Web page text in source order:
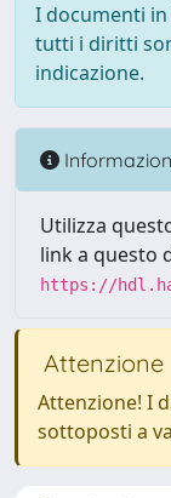
I documenti
tutti i diritti
indicazione.
Utilizza
link a questo
https://
Attenzione
Attenzione! I
sottoposti a